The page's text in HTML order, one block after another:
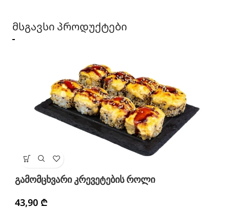
მსგავსი პროდუქტები
გამომცხვარი კრევეტების როლი
43,90 ₾